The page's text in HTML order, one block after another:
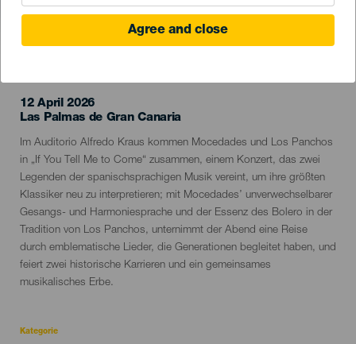
Agree and close
12 April 2026
Localidad
Las Palmas de Gran Canaria
Descripción
del
evento
Im Auditorio Alfredo Kraus kommen Mocedades und Los Panchos
in „If You Tell Me to Come“ zusammen, einem Konzert, das zwei
Legenden der spanischsprachigen Musik vereint, um ihre größten
Klassiker neu zu interpretieren; mit Mocedades’ unverwechselbarer
Gesangs- und Harmoniesprache und der Essenz des Bolero in der
Tradition von Los Panchos, unternimmt der Abend eine Reise
durch emblematische Lieder, die Generationen begleitet haben, und
feiert zwei historische Karrieren und ein gemeinsames
musikalisches Erbe.
Kategorie